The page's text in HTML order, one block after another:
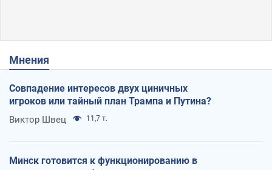
Мнения
Совпадение интересов двух циничных
игроков или тайный план Трампа и Путина?
Виктор Швец 11,7 т.
Минск готовится к функционированию в